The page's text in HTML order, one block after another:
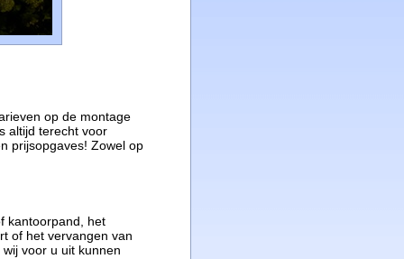
op de montage
altijd terecht voor
prijsopgaves! Zowel op
kantoorpand, het
of het vervangen van
voor u uit kunnen